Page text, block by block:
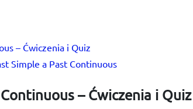
– Ćwiczenia i Quiz
Simple a Past Continuous
– Ćwiczenia i Quiz